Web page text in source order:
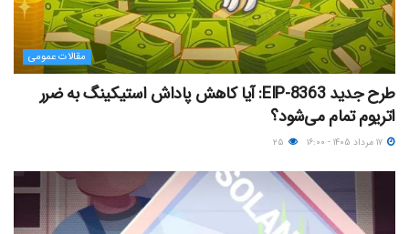
مقالات عمومی
طرح جدید EIP-8363: آیا کاهش پاداش استیکینگ به ضرر
اتریوم تمام می‌شود؟